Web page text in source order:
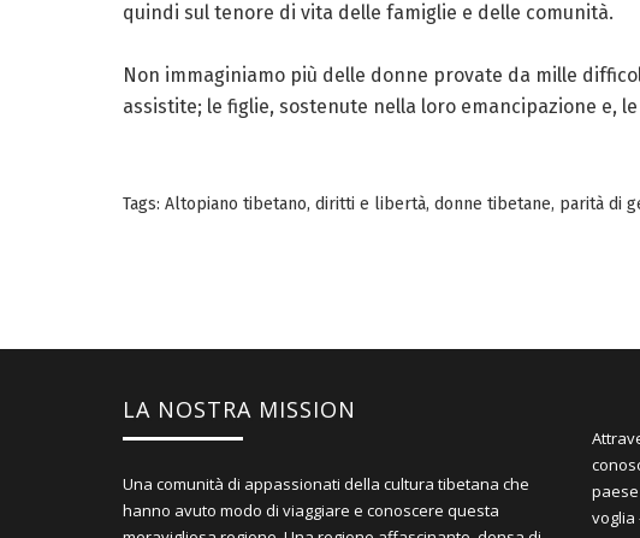
quindi sul tenore di vita delle famiglie e delle comunità.
Non immaginiamo più delle donne provate da mille
assistite; le figlie, sostenute nella loro emancipazione e,
Tags: Altopiano tibetano, diritti e libertà, donne tibetane, parità di
LA NOSTRA MISSION
Una comunità di appassionati della cultura tibetana che
hanno avuto modo di viaggiare e conoscere questa
voglia